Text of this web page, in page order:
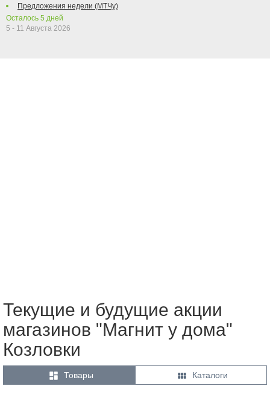
Предложения недели (МТЧу)
Осталось 5 дней
5 - 11 Августа 2026
Текущие и будущие акции
магазинов "Магнит у дома"
Козловки
 Товары  Каталоги